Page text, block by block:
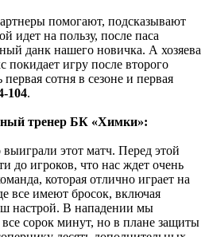
помогают, подсказывают
идет на пользу, после паса
данк нашего новичка. А хозяева
покидает игру после второго
сотня в сезоне и первая
104.
тренер БК «Химки»:
этот матч. Перед этой
до игроков, что нас ждет очень
которая отлично играет на
все имеют бросок, включая
настрой. В нападении мы
сорок минут, но в плане защиты